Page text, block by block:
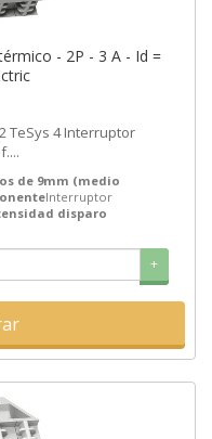
- 2P - 3 A - Id =
de 9mm (medio
Interruptor
disparo
+